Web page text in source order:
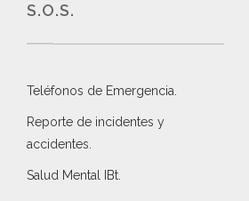
S.O.S.
Teléfonos de Emergencia.
Reporte de incidentes y
accidentes
Salud Mental IBt